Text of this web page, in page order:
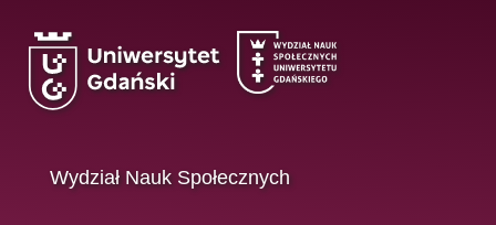
Wydział Nauk Społecznych